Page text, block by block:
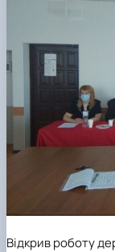
Відкрив роботу